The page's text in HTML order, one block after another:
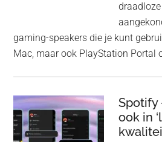
gaming-speakers die je kunt
Mac, maar ook PlayStation Portal
Spotify
ook in